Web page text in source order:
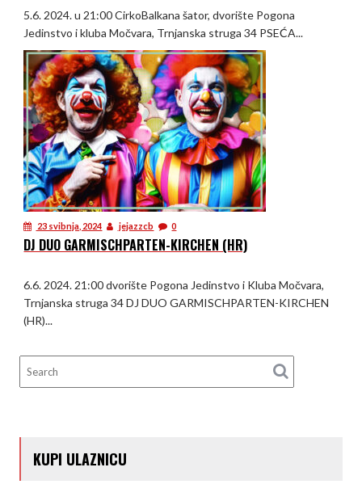
5.6. 2024. u 21:00 CirkoBalkana šator, dvorište Pogona
Jedinstvo i kluba Močvara, Trnjanska struga 34 PSEĆA...
23 svibnja, 2024 jejazzcb 0
DJ DUO GARMISCHPARTEN-KIRCHEN (HR)
6.6. 2024. 21:00 dvorište Pogona Jedinstvo i Kluba Močvara,
Trnjanska struga 34 DJ DUO GARMISCHPARTEN-KIRCHEN
(HR)...
KUPI ULAZNICU